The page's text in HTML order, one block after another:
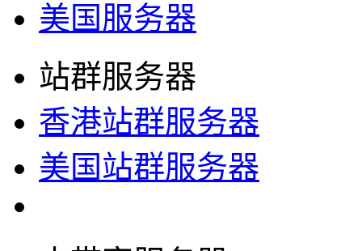
美国服务器
站群服务器
香港站群服务器
美国站群服务器